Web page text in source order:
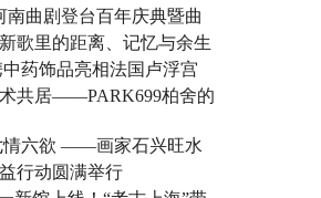
南曲剧登台百年庆典暨曲
歌里的距离、记忆与余生
药饰品亮相法国卢浮宫
共居——PARK699柏舍的
情六欲 ——画家石兴旺水
行动圆满举行